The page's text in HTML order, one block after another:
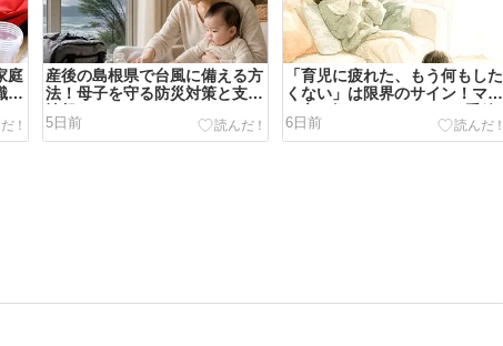
庭
｜
産後の島根県で台風に備える方
法！母子を守る防災対策と支援
情報
5日前
「育児に疲れた、もう何もした
くない」は限界のサイン！ママ
の心を軽やかにする3つの手放
し方
6日前